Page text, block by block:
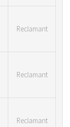
Reclamant
Reclamant
Reclamant